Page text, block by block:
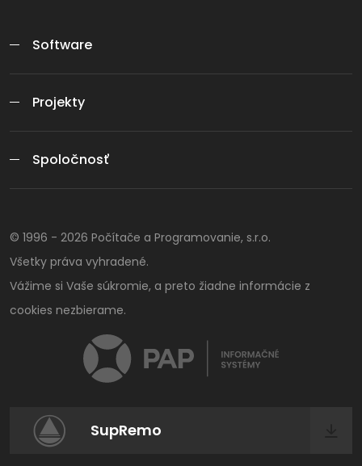
Software
Projekty
Spoločnosť
© 1996 - 2026 Počítače a Programovanie, s.r.o.
Všetky práva vyhradené.
Vážime si Vaše súkromie, a preto žiadne informácie z
cookies nezbierame.
SupRemo